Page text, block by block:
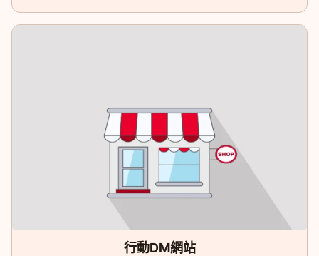
行動DM網站